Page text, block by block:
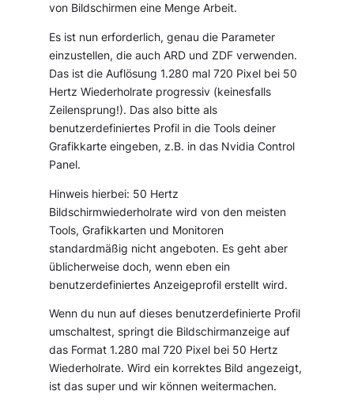
von Bildschirmen eine Menge Arbeit.
Es ist nun erforderlich, genau die Parameter
einzustellen, die auch ARD und ZDF verwenden.
Das ist die Auflösung 1.280 mal 720 Pixel bei 50
Hertz Wiederholrate progressiv (keinesfalls
Zeilensprung!). Das also bitte als
benutzerdefiniertes Profil in die Tools deiner
Grafikkarte eingeben, z.B. in das Nvidia Control
Panel.
Hinweis hierbei: 50 Hertz
Bildschirmwiederholrate wird von den meisten
Tools, Grafikkarten und Monitoren
standardmäßig nicht angeboten. Es geht aber
üblicherweise doch, wenn eben ein
benutzerdefiniertes Anzeigeprofil erstellt wird.
Wenn du nun auf dieses benutzerdefinierte Profil
umschaltest, springt die Bildschirmanzeige auf
das Format 1.280 mal 720 Pixel bei 50 Hertz
Wiederholrate. Wird ein korrektes Bild angezeigt,
ist das super und wir können weitermachen.